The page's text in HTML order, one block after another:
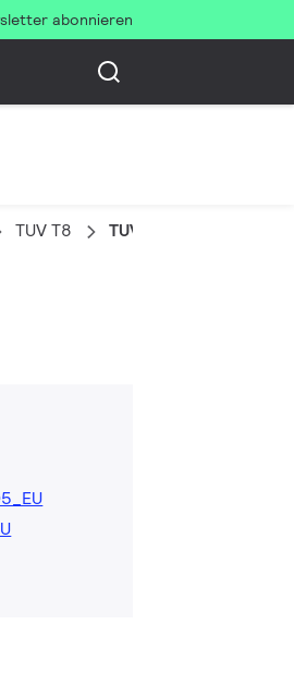
abonnieren
TUV T8 TUV 25W 1SL/25